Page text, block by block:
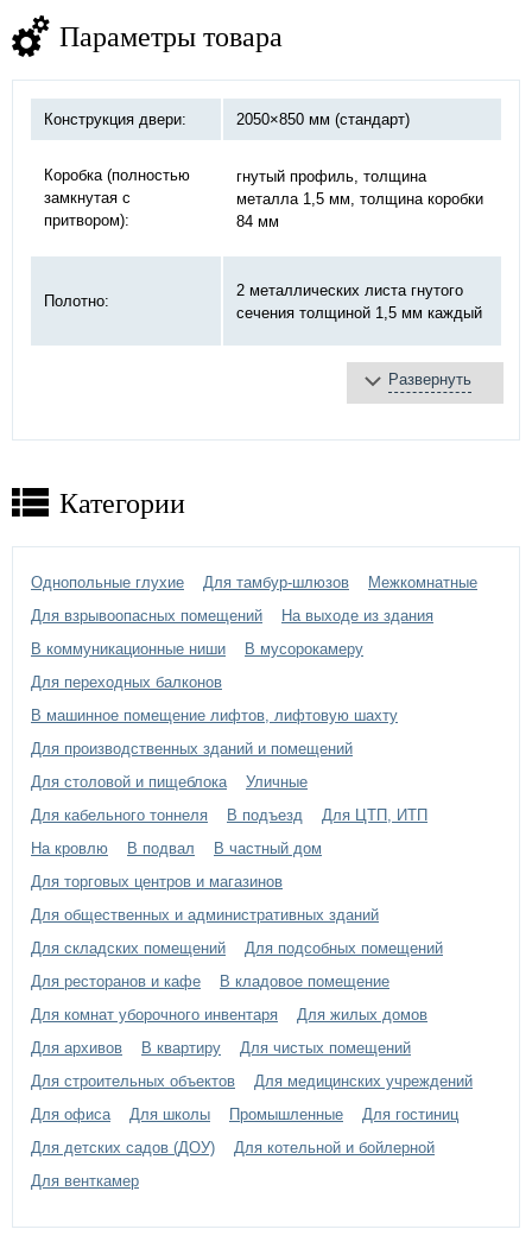
Параметры товара
Конструкция двери: 2050×850 мм (стандарт)
Коробка (полностью
замкнутая с
притвором):
гнутый профиль, толщина
металла 1,5 мм, толщина коробки
84 мм
Полотно:
2 металлических листа гнутого
сечения толщиной 1,5 мм каждый
базальтовая плита
терморасширяющаяся
Петли:
3 шт., на закрытых подшипниках
порошковое напыление, цвет: RAL
Развернуть
Категории
Однопольные глухие Для тамбур-шлюзов
Межкомнатные
Для взрывоопасных помещений
На выходе из здания
В коммуникационные ниши
В мусорокамеру
Для переходных балконов
В машинное помещение лифтов, лифтовую шахту
Для производственных зданий и помещений
Для столовой и пищеблока
Уличные
Для кабельного тоннеля
В подъезд
Для ЦТП, ИТП
На кровлю
В подвал
В частный дом
Для торговых центров и магазинов
Для общественных и административных зданий
Для складских помещений
Для подсобных помещений
Для ресторанов и кафе
В кладовое помещение
Для комнат уборочного инвентаря
Для жилых домов
Для архивов
В квартиру
Для чистых помещений
Для строительных объектов
Для медицинских учреждений
Для офиса
Для школы Промышленные
Для гостиниц
Для детских садов (ДОУ)
Для котельной и бойлерной
Для венткамер